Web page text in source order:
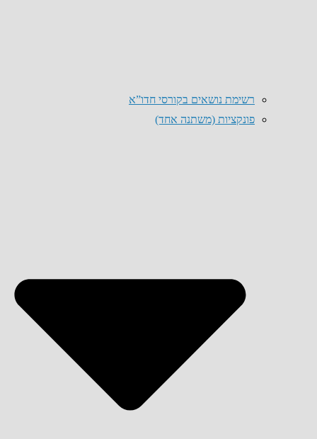
רשימת נושאים בקורסי חדו”א
פונקציות (משתנה אחד)